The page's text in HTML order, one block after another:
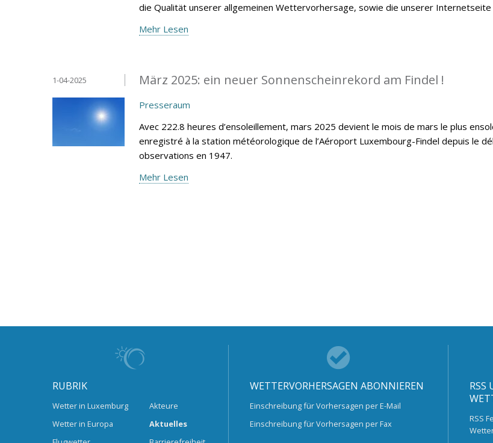
die Qualität unserer allgemeinen Wettervorhersage, sowie die unserer
Mehr Lesen
März 2025: ein neuer Sonnenscheinrekord am Findel !
1-04-2025
Presseraum
Avec 222.8 heures d’ensoleillement, mars 2025 devient le mois de mars le plus
enregistré à la station météorologique de l’Aéroport Luxembourg-Findel depuis le
observations en 1947.
Mehr Lesen
RUBRIK
Wetter in Luxemburg
Wetter in Europa
Akteure
Aktuelles
WETTERVORHERSAGEN ABONNIEREN
Einschreibung für Vorhersagen per E-Mail
Einschreibung für Vorhersagen per Fax
RSS
RSS